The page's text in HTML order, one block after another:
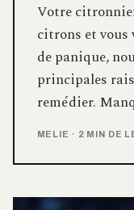
Votre
citrons et vous
de panique,
principales
remédier.
MELIE · 2 MIN DE